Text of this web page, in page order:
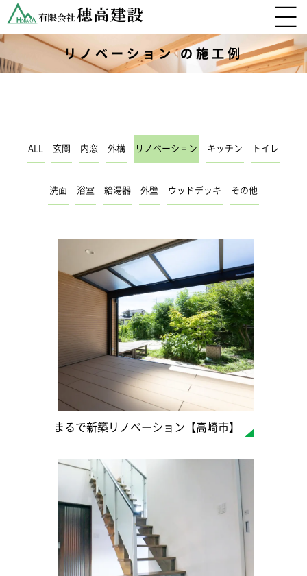
リノベーション の施工例
ALL 玄関 内窓 外構 リノベーション キッチン トイレ
洗面 浴室 給湯器 外壁 ウッドデッキ その他
まるで新築リノベーション【高崎市】